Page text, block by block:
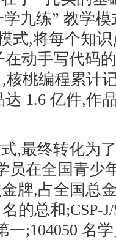
九练” 教学
式,将每个知
动手写代码
核桃编程累计
1.6 亿件,作
,最终转化为
员在全国青少
牌,占全国总
的总和;CSP-
一;104050 名